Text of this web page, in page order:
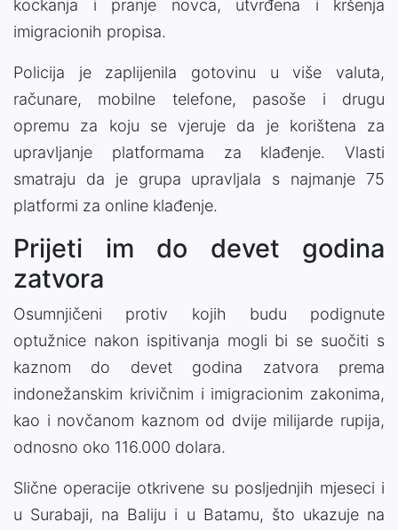
kockanja i pranje novca, utvrđena i kršenja
imigracionih propisa.
Policija je zaplijenila gotovinu u više valuta,
računare, mobilne telefone, pasoše i drugu
opremu za koju se vjeruje da je korištena za
upravljanje platformama za klađenje. Vlasti
smatraju da je grupa upravljala s najmanje 75
platformi za online klađenje.
Prijeti im do devet godina
zatvora
Osumnjičeni protiv kojih budu podignute
optužnice nakon ispitivanja mogli bi se suočiti s
kaznom do devet godina zatvora prema
indonežanskim krivičnim i imigracionim zakonima,
kao i novčanom kaznom od dvije milijarde rupija,
odnosno oko 116.000 dolara.
Slične operacije otkrivene su posljednjih mjeseci i
u Surabaji, na Baliju i u Batamu, što ukazuje na